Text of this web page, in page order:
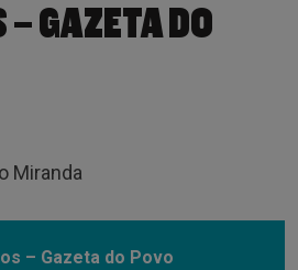
GAZETA DO
Miranda
– Gazeta do Povo